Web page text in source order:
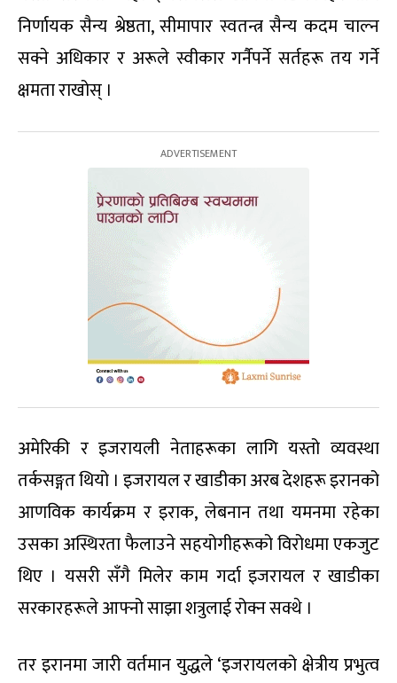
निर्णायक सैन्य श्रेष्ठता, सीमापार स्वतन्त्र सैन्य कदम चाल्न
सक्ने अधिकार र अरूले स्वीकार गर्नैपर्ने सर्तहरू तय गर्ने
क्षमता राखोस् ।
अमेरिकी र इजरायली नेताहरूका लागि यस्तो व्यवस्था
तर्कसङ्गत थियो । इजरायल र खाडीका अरब देशहरू इरानको
आणविक कार्यक्रम र इराक, लेबनान तथा यमनमा रहेका
उसका अस्थिरता फैलाउने सहयोगीहरूको विरोधमा एकजुट
थिए । यसरी सँगै मिलेर काम गर्दा इजरायल र खाडीका
सरकारहरूले आफ्नो साझा शत्रुलाई रोक्न सक्थे ।
तर इरानमा जारी वर्तमान युद्धले ‘इजरायलको क्षेत्रीय प्रभुत्व